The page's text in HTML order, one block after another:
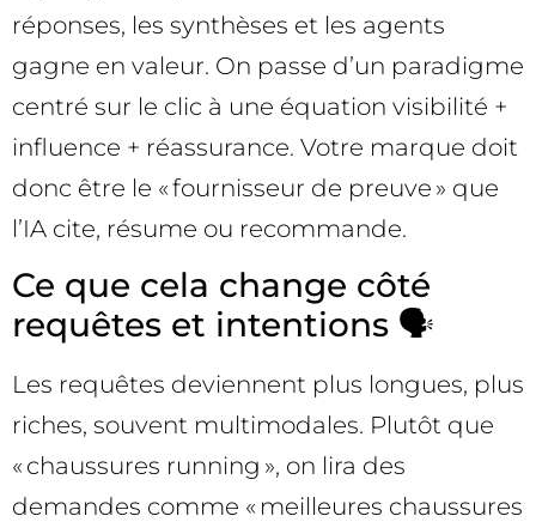
réponses, les synthèses et les agents
gagne en valeur. On passe d’un paradigme
centré sur le clic à une équation visibilité +
influence + réassurance. Votre marque doit
donc être le « fournisseur de preuve » que
l’IA cite, résume ou recommande.
Ce que cela change côté
requêtes et intentions 🗣️
Les requêtes deviennent plus longues, plus
riches, souvent multimodales. Plutôt que
« chaussures running », on lira des
demandes comme « meilleures chaussures